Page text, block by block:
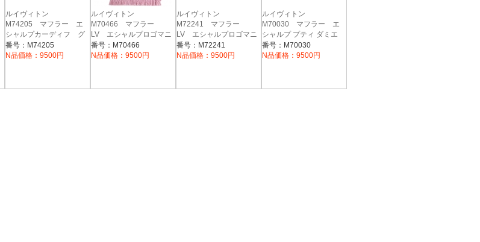
ルイヴィトン
M74205 マフラー エ
シャルプカーディフ グ
リ（グレーｘライトグレ
ー）
番号：M74205
N品価格：9500円
ルイヴィトン
M70466 マフラー
LV エシャルプロゴマニ
ア シャイン ウール/シ
ルク ローズバレリーヌ
番号：M70466
N品価格：9500円
ルイヴィトン
M72241 マフラー
LV エシャルプロゴマニ
ア ウール/シルク マロ
ン
番号：M72241
N品価格：9500円
ルイヴィトン
M70030 マフラー エ
シャルプ プティ ダミエ
コバルト
番号：M70030
N品価格：9500円